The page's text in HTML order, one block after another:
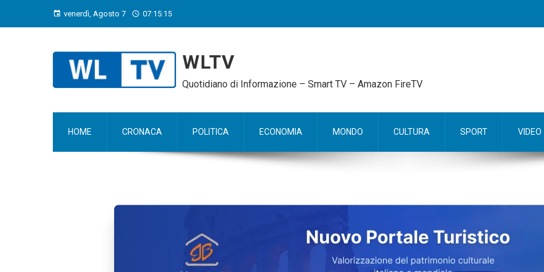
venerdì, Agosto 7 07:15:16
WLTV
Quotidiano di Informazione – Smart TV – Amazon FireTV
HOME CRONACA POLITICA ECONOMIA MONDO CULTURA SPORT VIDEO